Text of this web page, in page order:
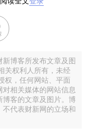
重要性）。笔者基于这
理学或医学奖极大概率
，从而革新了肥胖等在
博客所发布文章及图
关权利人所有，未经
权，任何网站、平面
相关媒体的网站信息
客的文章及图片。博
代表财新网的立场和